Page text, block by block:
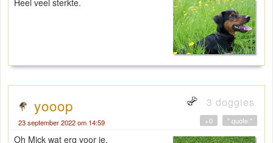
yooop 3 doggies
23 september 2022 om 14:59 " quote "
+0
Oh Mick wat erg voor je.